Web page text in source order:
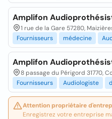
Amplifon
1 rue de la Gare 57280,
Fournisseurs
médecine
Amplifon
8 passage du Périgord 31770,
Fournisseurs
Audiologiste
Attention propriétaire
Enregistrez votre entreprise